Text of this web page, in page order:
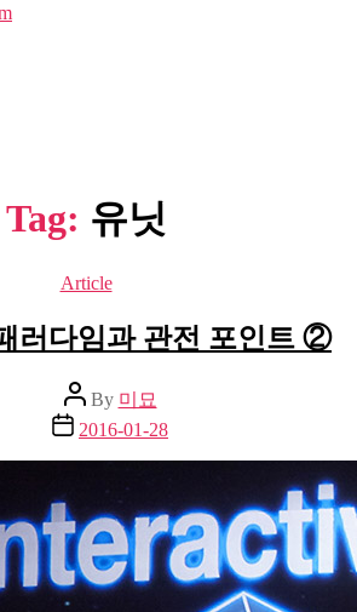
Tag: 유닛
Categories
Article
러다임과 관전 포인트 ②
Post
author
By 미묘
Post
date
2016-01-28